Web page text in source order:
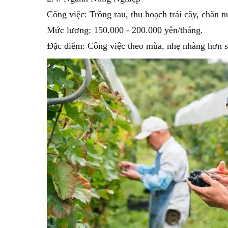
Công việc: Trồng rau, thu hoạch trái cây, chăn
Mức lương: 150.000 - 200.000 yên/tháng.
Đặc điểm: Công việc theo mùa, nhẹ nhàng hơn